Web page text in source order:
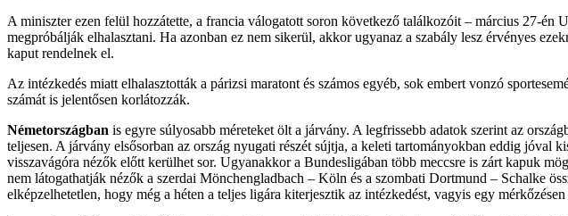
A miniszter ezen felül hozzátette, a francia válogatott soron következő találkozóit – március 27-én
megpróbálják elhalasztani. Ha azonban ez nem sikerül, akkor ugyanaz a szabály lesz érvényes
kaput rendelnek el.
Az intézkedés miatt elhalasztották a párizsi maratont és számos egyéb, sok embert vonzó
számát is jelentősen korlátozzák.
Németországban is egyre súlyosabb méreteket ölt a járvány. A legfrissebb adatok szerint az
teljesen. A járvány elsősorban az ország nyugati részét sújtja, a keleti tartományokban eddig
visszavágóra nézők előtt kerülhet sor. Ugyanakkor a Bundesligában több meccsre is zárt kapuk
nem látogathatják nézők a szerdai Mönchengladbach – Köln és a szombati Dortmund – Schalke
elképzelhetetlen, hogy még a héten a teljes ligára kiterjesztik az intézkedést, vagyis egy